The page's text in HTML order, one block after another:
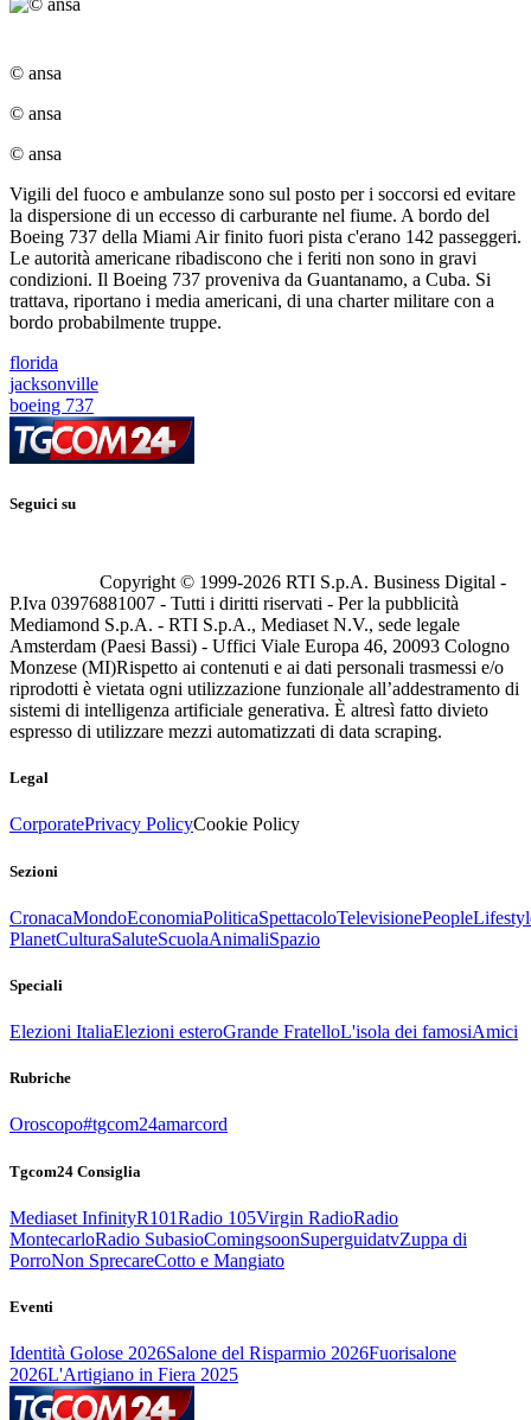
© ansa
© ansa
© ansa
Vigili del fuoco e ambulanze sono sul posto per i soccorsi ed evitare
la dispersione di un eccesso di carburante nel fiume. A bordo del
Boeing 737 della Miami Air finito fuori pista c'erano 142 passeggeri.
Le autorità americane ribadiscono che i feriti non sono in gravi
condizioni. Il Boeing 737 proveniva da Guantanamo, a Cuba. Si
trattava, riportano i media americani, di una charter militare con a
bordo probabilmente truppe.
florida
jacksonville
boeing 737
Seguici su
Copyright © 1999-2026 RTI S.p.A. Business Digital -
P.Iva 03976881007 - Tutti i diritti riservati - Per la pubblicità
Mediamond S.p.A. - RTI S.p.A., Mediaset N.V., sede legale
Amsterdam (Paesi Bassi) - Uffici Viale Europa 46, 20093 Cologno
Monzese (MI)Rispetto ai contenuti e ai dati personali trasmessi e/o
riprodotti è vietata ogni utilizzazione funzionale all’addestramento di
sistemi di intelligenza artificiale generativa. È altresì fatto divieto
espresso di utilizzare mezzi automatizzati di data scraping.
Legal
CorporatePrivacy PolicyCookie Policy
Sezioni
CronacaMondoEconomiaPoliticaSpettacoloTelevisionePeople
PlanetCulturaSaluteScuolaAnimaliSpazio
Speciali
Elezioni ItaliaElezioni esteroGrande FratelloL'isola dei famosiAmici
Rubriche
Oroscopo#tgcom24amarcord
Tgcom24 Consiglia
Mediaset InfinityR101Radio 105Virgin RadioRadio
MontecarloRadio SubasioComingsoonSuperguidatvZuppa di
PorroNon SprecareCotto e Mangiato
Eventi
Identità Golose 2026Salone del Risparmio 2026Fuorisalone
2026L'Artigiano in Fiera 2025